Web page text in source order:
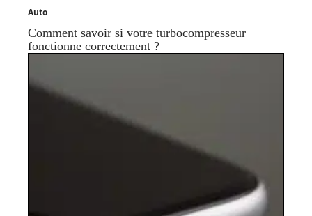
Auto
Comment savoir si votre turbocompresseur
fonctionne correctement ?